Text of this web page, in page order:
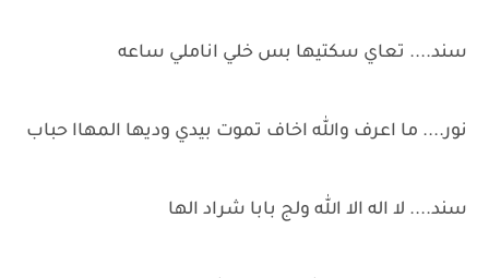
سند.... تعاي سكتيها بس خلي اناملي ساعه
نور.... ما اعرف والله اخاف تموت بيدي وديها المهاا حباب
سند.... لا اله الا الله ولج بابا شراد الها